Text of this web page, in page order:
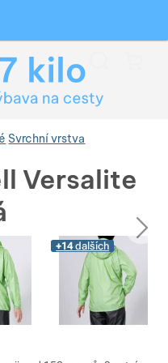
Svrchní vrstva
Versalite
+14 dalších